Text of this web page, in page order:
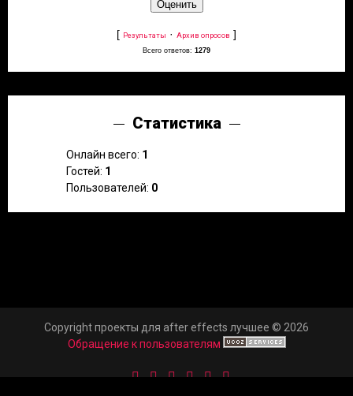
[ Результаты · Архив опросов ]
Всего ответов: 1279
Статистика
Онлайн всего: 1
Гостей: 1
Пользователей: 0
Copyright проекты для after effects лучшее © 2026
Обращение к пользователям